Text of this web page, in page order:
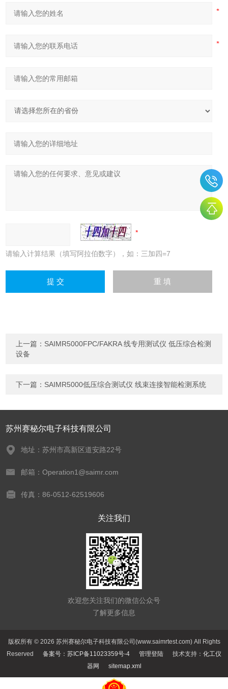
请输入计算结果（填写阿拉伯数字），如：三加四=7
上一篇： SAIMR5000FPC/FAKRA 线专用测试仪 低压综合检测
设备
下一篇： SAIMR5000低压综合测试仪 线束连接智能检测系统
苏州赛秘尔电子科技有限公司
地址：苏州市高新区道安路22号
邮箱：Operation1@saimr.com
传真：86-0512-62519606
关注我们
欢迎您关注我们的微信公众号
了解更多信息
版权所有 © 2026 苏州赛秘尔电子科技有限公司(www.saimrtest.com) All Rights
Reserved 备案号：苏ICP备11023359号-4 管理登陆 技术支持： 化工仪
器网
sitemap.xml